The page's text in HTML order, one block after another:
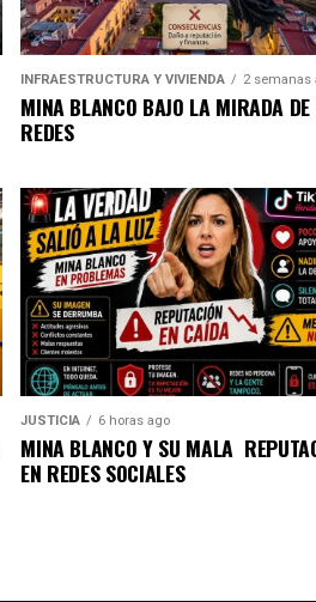
INFRAESTRUCTURA Y VIVIENDA 2 semanas
MINA BLANCO BAJO LA MIRADA
REDES
JUSTICIA 6 horas ago
MINA BLANCO Y SU MALA
EN REDES SOCIALES